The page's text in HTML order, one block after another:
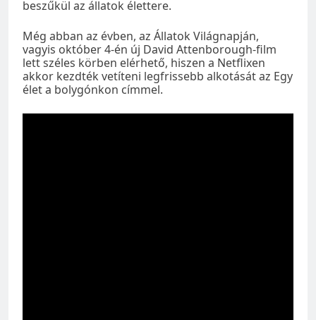
beszűkül az állatok élettere.
Még abban az évben, az Állatok Világnapján,
vagyis október 4-én új David Attenborough-film
lett széles körben elérhető, hiszen a Netflixen
akkor kezdték vetíteni legfrissebb alkotását az Egy
élet a bolygónkon címmel.